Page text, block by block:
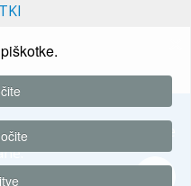
Vse pravice